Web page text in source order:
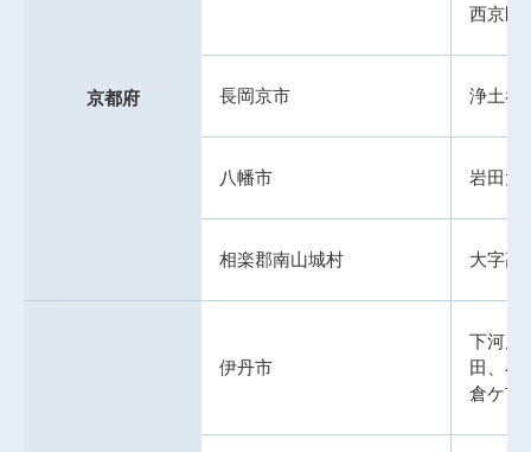
京都府
西京区
長岡京市 浄土谷
八幡市 岩田大
相楽郡南山城村 大字高
伊丹市
下河原
田、小
倉ケ市